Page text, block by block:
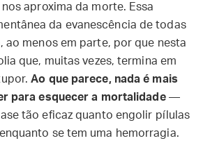
aproxima da morte. Essa
da evanescência de todas
ao menos em parte, por que nesta
que, muitas vezes, termina em
Ao que parece, nada é mais
para esquecer a mortalidade—
tão eficaz quanto engolir pílulas
se tem uma hemorragia.